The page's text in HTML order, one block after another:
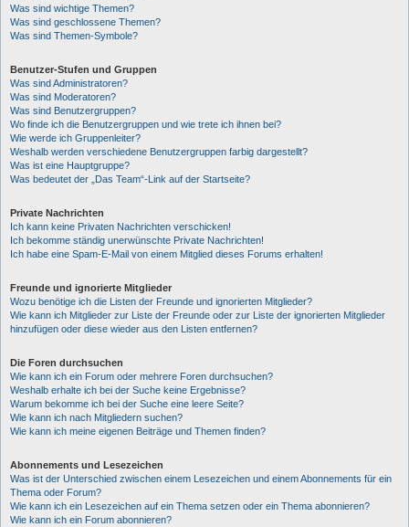
Was sind wichtige Themen?
Was sind geschlossene Themen?
Was sind Themen-Symbole?
Benutzer-Stufen und Gruppen
Was sind Administratoren?
Was sind Moderatoren?
Was sind Benutzergruppen?
Wo finde ich die Benutzergruppen und wie trete ich ihnen bei?
Wie werde ich Gruppenleiter?
Weshalb werden verschiedene Benutzergruppen farbig dargestellt?
Was ist eine Hauptgruppe?
Was bedeutet der „Das Team“-Link auf der Startseite?
Private Nachrichten
Ich kann keine Privaten Nachrichten verschicken!
Ich bekomme ständig unerwünschte Private Nachrichten!
Ich habe eine Spam-E-Mail von einem Mitglied dieses Forums erhalten!
Freunde und ignorierte Mitglieder
Wozu benötige ich die Listen der Freunde und ignorierten Mitglieder?
Wie kann ich Mitglieder zur Liste der Freunde oder zur Liste der ignorierten Mitglieder
hinzufügen oder diese wieder aus den Listen entfernen?
Die Foren durchsuchen
Wie kann ich ein Forum oder mehrere Foren durchsuchen?
Weshalb erhalte ich bei der Suche keine Ergebnisse?
Warum bekomme ich bei der Suche eine leere Seite?
Wie kann ich nach Mitgliedern suchen?
Wie kann ich meine eigenen Beiträge und Themen finden?
Abonnements und Lesezeichen
Was ist der Unterschied zwischen einem Lesezeichen und einem Abonnements für ein
Thema oder Forum?
Wie kann ich ein Lesezeichen auf ein Thema setzen oder ein Thema abonnieren?
Wie kann ich ein Forum abonnieren?